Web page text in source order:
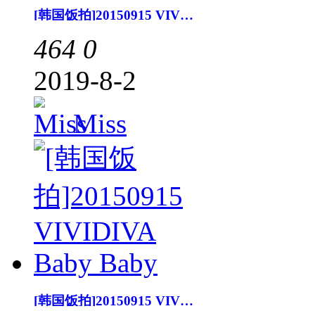
[韩国饭拍]20150915 VIVIDIVA Service
464 0
2019-8-2
Miss
[韩国饭拍]20150915 VIVIDIVA Baby Baby